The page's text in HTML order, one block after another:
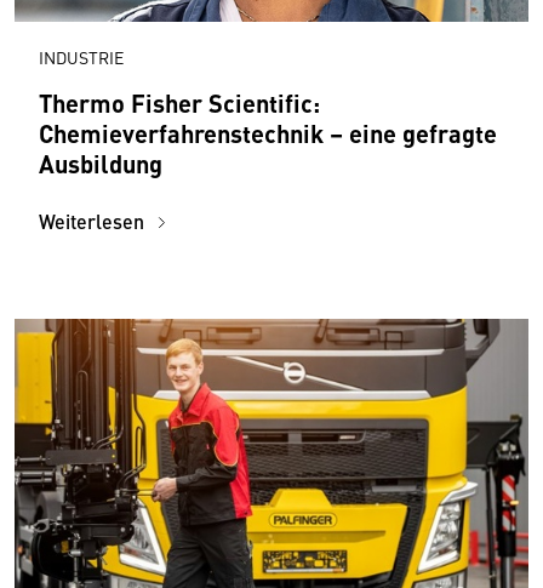
INDUSTRIE
Thermo Fisher Scientific:
Chemieverfahrenstechnik – eine gefragte
Ausbildung
Weiterlesen